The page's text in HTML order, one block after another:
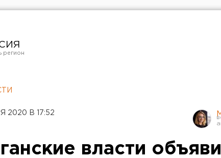
2020 В 17:52
власти